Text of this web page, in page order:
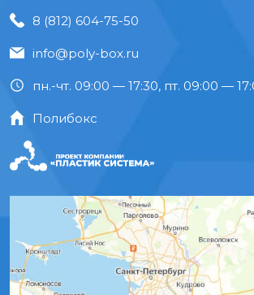
8 (812) 604-75-50
info@poly-box.ru
пн.-чт. 09:00 — 17:30, пт. 09:00 —
Полибокс